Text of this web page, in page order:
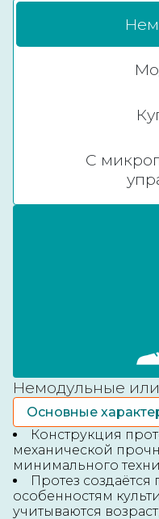
С
Немодульные
Основные
Конструкция
механической
минимального
Протез
особенностям
учитываются